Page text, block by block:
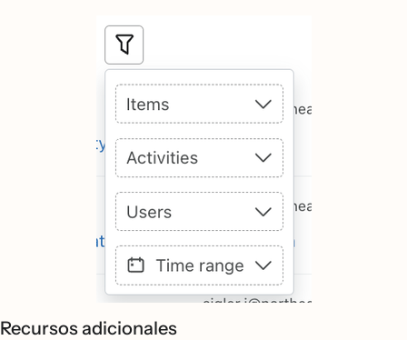
Recursos adicionales